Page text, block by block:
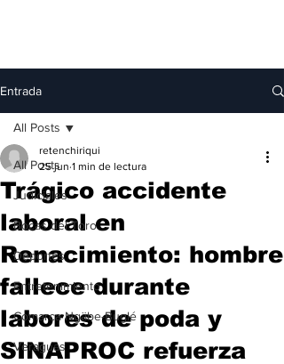
Entrada
All Posts
Judiciales
Bocas del Toro
Deportes
Entretenimiento
Comarca Ngäbe-Buglé
Veraguas
All Posts
Trágico accidente
laboral en
Renacimiento: hombre
fallece durante
labores de poda y
SINAPROC refuerza
retenchiriqui
25 jun 1 min de lectura